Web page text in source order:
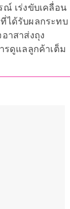
เร่งขับเคลื่อน
ได้รับผลกระทบ
าสาส่งถุง
รดูแลลูกค้าเต็ม